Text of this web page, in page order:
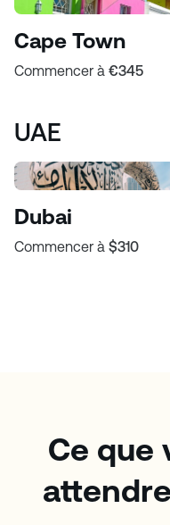
Cape Town
Commencer à €345
UAE
Dubai
Commencer à $310
Ce que